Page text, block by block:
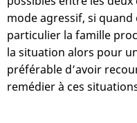
mode agressif, si quand
particulier la famille
la situation alors pour
préférable d’avoir
remédier à ces